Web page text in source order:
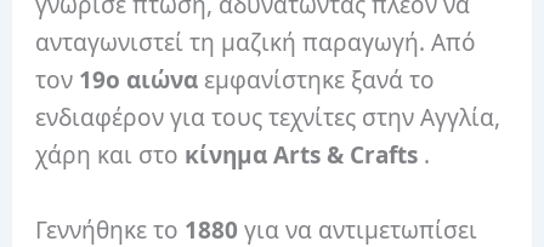
ανταγωνιστεί τη μαζική παραγωγή. Από
τον 19ο αιώνα εμφανίστηκε ξανά το
ενδιαφέρον για τους τεχνίτες στην Αγγλία,
χάρη και στο κίνημα Arts & Crafts .
Γεννήθηκε το 1880 για να αντιμετωπίσει